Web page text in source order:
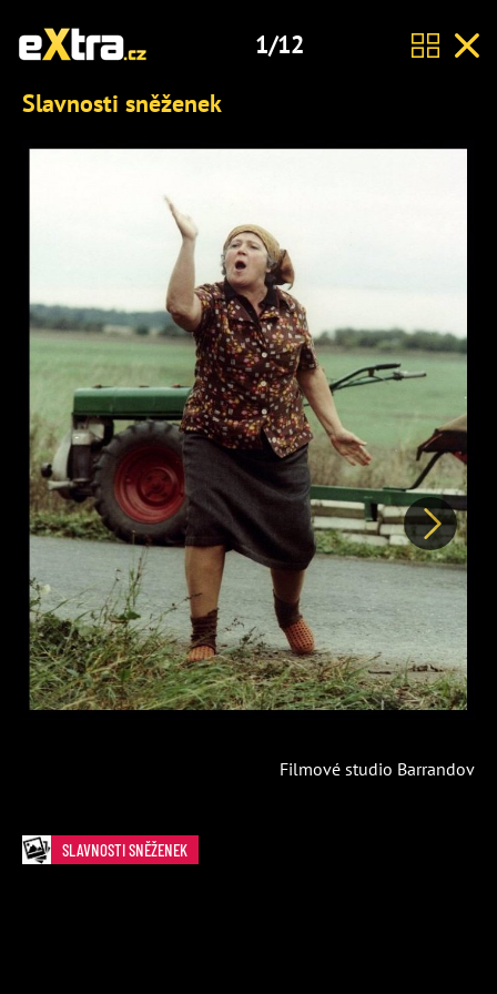
1/12
Slavnosti sněženek
Další
Filmové studio Barrandov
SLAVNOSTI SNĚŽENEK